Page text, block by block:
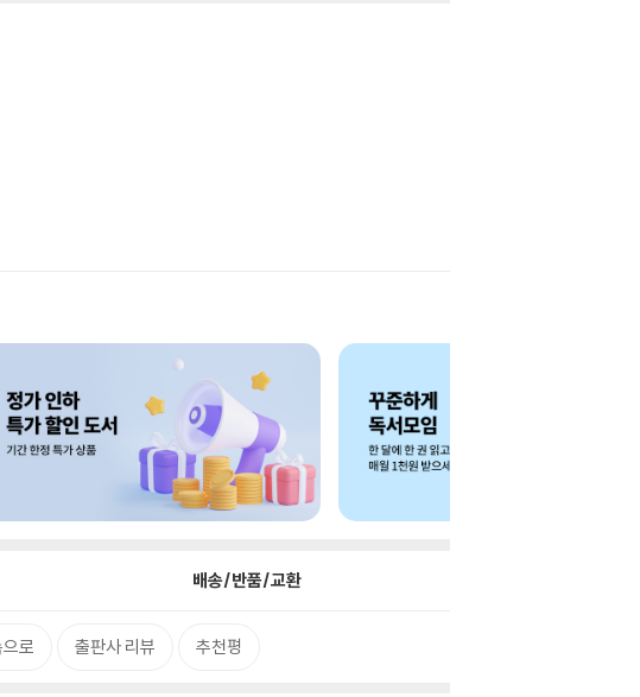
배송/반품/교환
로 출판사 리뷰 추천평